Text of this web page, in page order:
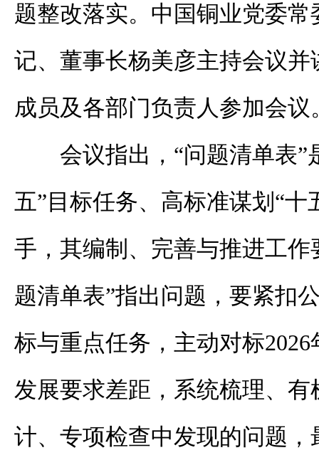
题整改落实。中国铜业党委
记、董事长杨美彦主持会议
成员及各部门负责人参加会议
会议指出，“问题清单表”
五”目标任务、高标准谋划“十
手，其编制、完善与推进工作
题清单表”指出问题，要紧扣
标与重点任务，主动对标2026
发展要求差距，系统梳理、
计、专项检查中发现的问题